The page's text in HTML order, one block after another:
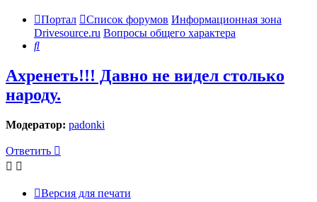
Портал Список форумов Информационная зона
Drivesource.ru Вопросы общего характера
Поиск
Ахренеть!!! Давно не видел столько
народу.
Модератор: padonki
Ответить
Версия для печати